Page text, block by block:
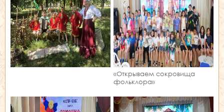
«Открываем сокровища
фольклора»